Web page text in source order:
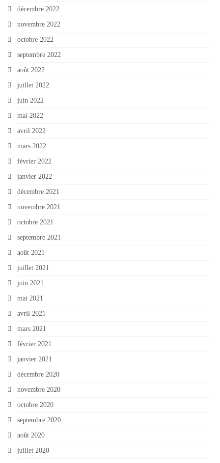
décembre 2022
novembre 2022
octobre 2022
septembre 2022
août 2022
juillet 2022
juin 2022
mai 2022
avril 2022
mars 2022
février 2022
janvier 2022
décembre 2021
novembre 2021
octobre 2021
septembre 2021
août 2021
juillet 2021
juin 2021
mai 2021
avril 2021
mars 2021
février 2021
janvier 2021
décembre 2020
novembre 2020
octobre 2020
septembre 2020
août 2020
juillet 2020